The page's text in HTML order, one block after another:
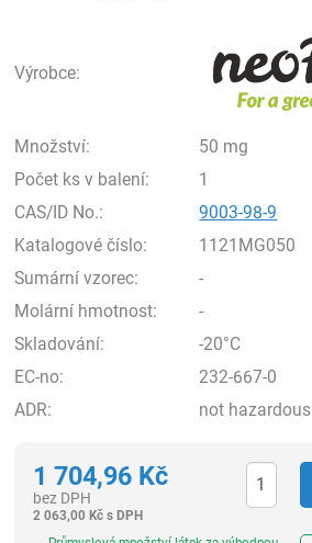
Výrobce:
Množství:
50 mg
Počet ks v balení:
1
CAS/ID No.:
9003-98-9
Katalogové číslo:
1121MG050
Sumární vzorec:
-
Molární hmotnost:
-
Skladování:
-20°C
EC-no:
232-667-0
ADR:
not hazardous
1 704,96 Kč
bez DPH
2 063,00Kč s DPH